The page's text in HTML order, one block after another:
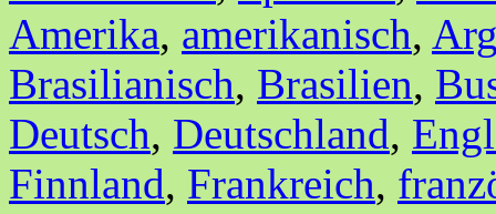
Amerika, amerikanisch,
Brasilianisch, Brasilien,
Deutsch, Deutschland,
Finnland, Frankreich,